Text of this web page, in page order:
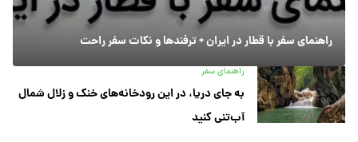
راهنمای سفر با قطار در ایران + ترفندها و نکات سفر راحت
راهنمای سفر
به جای دریا، در این رودخانه‌های خنک و زلال شمال
آب‌تنی کنید